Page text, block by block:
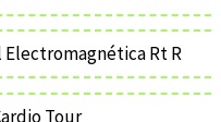
Rt R
Tour